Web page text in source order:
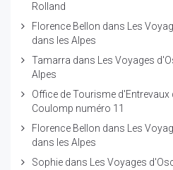
Rolland
Florence Bellon dans Les
dans les Alpes
Tamarra dans Les Voyages
Alpes
Office de Tourisme d'Entrevaux
Coulomp numéro 11
Florence Bellon dans Les
dans les Alpes
Sophie dans Les Voyages